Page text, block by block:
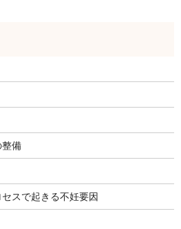
備
スで起きる不妊要因